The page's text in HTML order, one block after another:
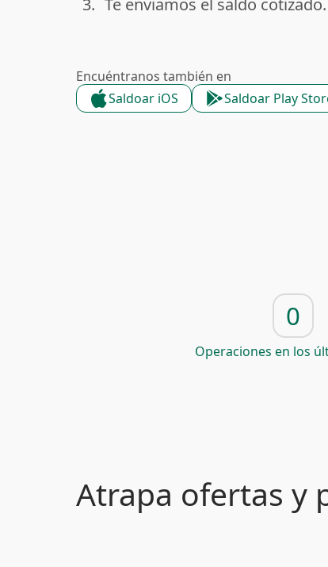
done
3. Te enviamos el saldo cotizado.
Encuéntranos también en
Saldoar iOS
Saldoar Play
0
Operaciones en los
Atrapa ofertas y